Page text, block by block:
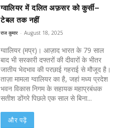
ग्वालियर में दलित अफ़सर को कुर्सी–
टेबल तक नहीं
राज कुमार - August 18, 2025
ग्वालियर (मप्र)। आज़ाद भारत के 79 साल
बाद भी सरकारी दफ्तरों की दीवारों के भीतर
जातीय भेदभाव की परछाई गहराई से मौजूद है।
ताज़ा मामला ग्वालियर का है, जहां मध्य प्रदेश
भवन विकास निगम के सहायक महाप्रबंधक
सतीश डोंगरे पिछले एक साल से बिना...
और पढ़ें